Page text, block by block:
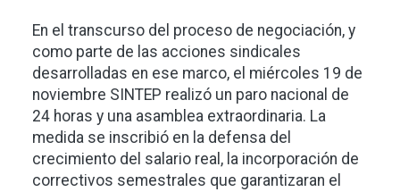
En el transcurso del proceso de negociación, y
como parte de las acciones sindicales
desarrolladas en ese marco, el miércoles 19 de
noviembre SINTEP realizó un paro nacional de
24 horas y una asamblea extraordinaria. La
medida se inscribió en la defensa del
crecimiento del salario real, la incorporación de
correctivos semestrales que garantizaran el